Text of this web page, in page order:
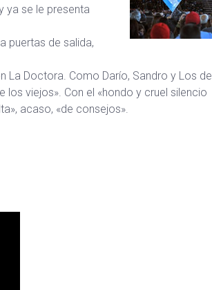
ya se le presenta
puertas de salida,
La Doctora. Como Darío, Sandro y Los de
los viejos». Con el «hondo y cruel silencio
acaso, «de consejos».